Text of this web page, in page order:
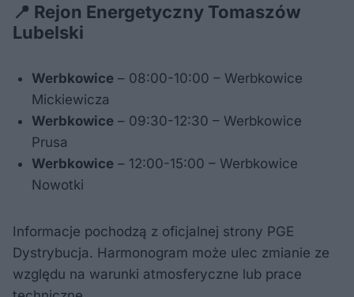
📍 Rejon Energetyczny Tomaszów
Lubelski
Werbkowice – 08:00-10:00 – Werbkowice
Mickiewicza
Werbkowice – 09:30-12:30 – Werbkowice
Prusa
Werbkowice – 12:00-15:00 – Werbkowice
Nowotki
Informacje pochodzą z oficjalnej strony PGE
Dystrybucja. Harmonogram może ulec zmianie ze
względu na warunki atmosferyczne lub prace